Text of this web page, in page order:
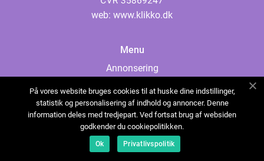
web: www.klikko.dk
Menu
Annonsering
Cookies
Kontakta oss
Sitemap
På vores website bruges cookies til at huske dine indstillinger,
statistik og personalisering af indhold og annoncer. Denne
information deles med tredjepart. Ved fortsat brug af websiden
godkender du cookiepolitikken.
Ok Privatlivspolitik